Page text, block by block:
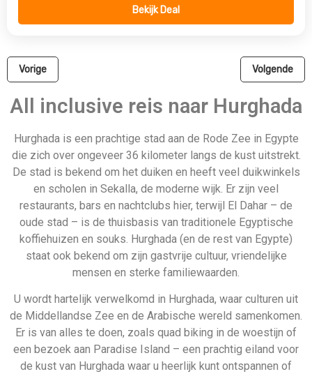
mensen en sterke familiewaarden.
Er is van alles te doen, zoals quad biking in de woestijn of
een bezoek aan Paradise Island – een prachtig eiland voor
de kust van Hurghada waar u heerlijk kunt ontspannen of
snorkelen. Mis ook het Makadi Water World park niet, met
meer dan 50 glijbanen – het is geweldig plezier voor het hele
gezin! Deze stad is perfect voor iedereen, of je nu alleen
komt of met een groep. Wacht niet langer en boek vandaag
nog uw vakantie!
Bekijk direct onze all reizen
naar Hurghada
324 Aanbiedingen